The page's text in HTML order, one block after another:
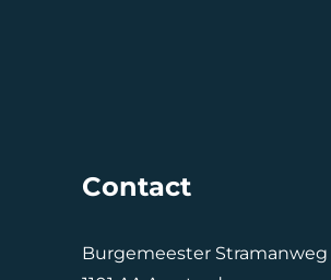
Contact
Burgemeester Stramanweg